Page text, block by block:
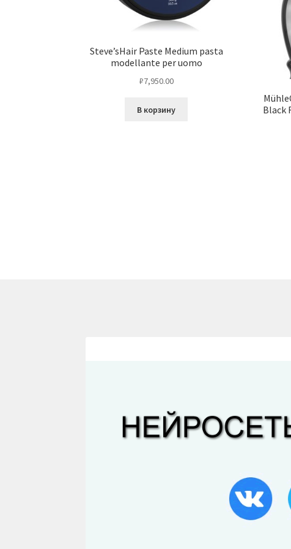
Steve’sHair Paste Medium pasta
modellante per uomo
₽7,950.00
В корзину
Black